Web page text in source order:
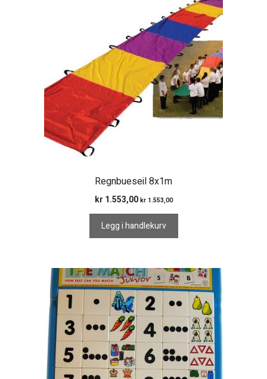
Regnbueseil 8x1m
kr 1.553,00 kr1.553,00
Legg i handlekurv